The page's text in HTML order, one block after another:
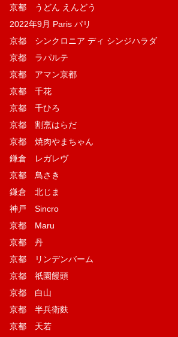
京都 うどん えんどう
2022年9月 Paris パリ
京都 シンクロニア ディ シンジハラダ
京都 ラパルテ
京都 アマン京都
京都 千花
京都 千ひろ
京都 割烹はらだ
京都 焼肉やまちゃん
鎌倉 レガレヴ
京都 鳥さき
鎌倉 北じま
神戸 Sincro
京都 Maru
京都 丹
京都 リンデンバーム
京都 祇園饅頭
京都 白山
京都 半兵衛麩
京都 天若